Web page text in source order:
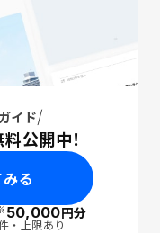
イド
公開中！
る
50,000円分
・上限あり